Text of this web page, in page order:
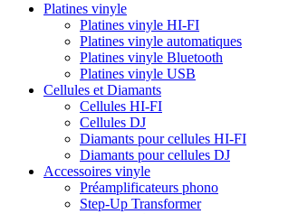
Platines vinyle
Platines vinyle HI-FI
Platines vinyle automatiques
Platines vinyle Bluetooth
Platines vinyle USB
Cellules et Diamants
Cellules HI-FI
Cellules DJ
Diamants pour cellules HI-FI
Diamants pour cellules DJ
Accessoires vinyle
Préamplificateurs phono
Step-Up Transformer